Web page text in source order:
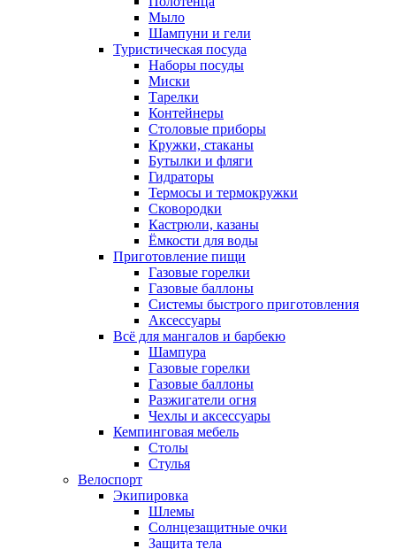
Мыло
Шампуни и гели
Туристическая посуда
Наборы посуды
Миски
Тарелки
Контейнеры
Столовые приборы
Кружки, стаканы
Бутылки и фляги
Гидраторы
Термосы и термокружки
Сковородки
Кастрюли, казаны
Ёмкости для воды
Приготовление пищи
Газовые горелки
Газовые баллоны
Системы быстрого приготовления
Аксессуары
Всё для мангалов и барбекю
Шампура
Газовые горелки
Газовые баллоны
Разжигатели огня
Чехлы и аксессуары
Кемпинговая мебель
Столы
Стулья
Велоспорт
Экипировка
Шлемы
Солнцезащитные очки
Защита тела